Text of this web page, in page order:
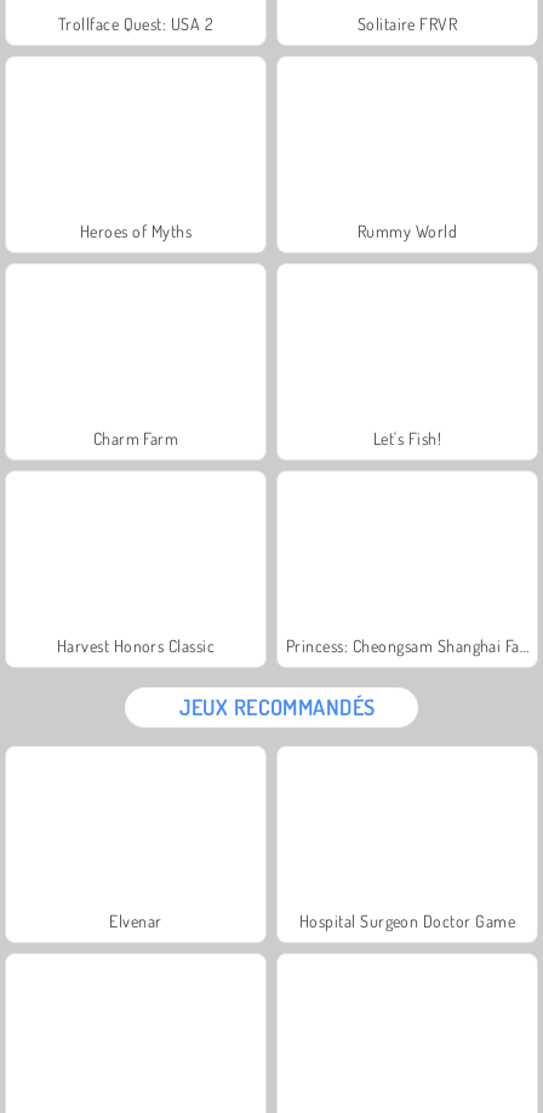
Trollface Quest: USA 2 Solitaire FRVR
Heroes of Myths Rummy World
Charm Farm Let's Fish!
Harvest Honors Classic
JEUX RECOMMANDÉS
Elvenar Hospital Surgeon Doctor Game